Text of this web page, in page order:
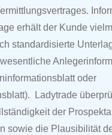
erhält der Kunde
standardisierte
oder
. Ladytrade
der
sowie die Plausibilität